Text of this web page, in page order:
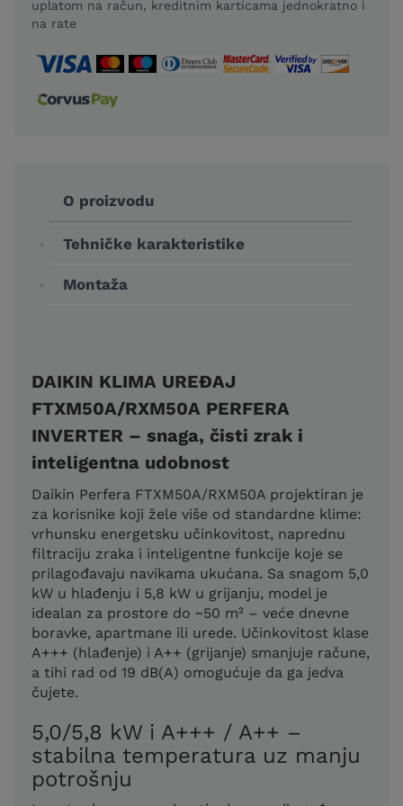
uplatom na račun, kreditnim karticama jednokratno i
na rate
O proizvodu
Tehničke karakteristike
Montaža
DAIKIN KLIMA UREĐAJ
FTXM50A/RXM50A PERFERA
INVERTER – snaga, čisti zrak i
inteligentna udobnost
Daikin Perfera FTXM50A/RXM50A projektiran je
za korisnike koji žele više od standardne klime:
vrhunsku energetsku učinkovitost, naprednu
filtraciju zraka i inteligentne funkcije koje se
prilagođavaju navikama ukućana. Sa snagom 5,0
kW u hlađenju i 5,8 kW u grijanju, model je
idealan za prostore do ~50 m² – veće dnevne
boravke, apartmane ili urede. Učinkovitost klase
A+++ (hlađenje) i A++ (grijanje) smanjuje račune,
a tihi rad od 19 dB(A) omogućuje da ga jedva
čujete.
5,0/5,8 kW i A+++ / A++ –
stabilna temperatura uz manju
potrošnju